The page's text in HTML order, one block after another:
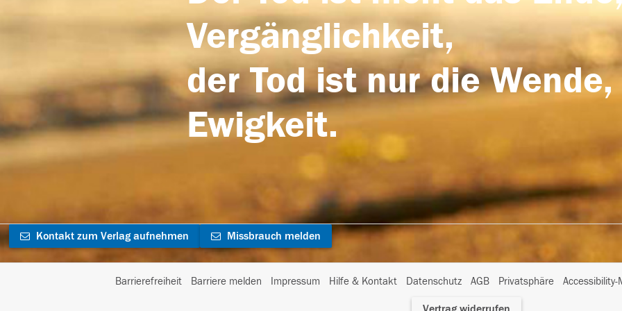
Vergänglichkeit,
der Tod ist nur die
Ewigkeit.
Kontakt zum Verlag aufnehmen Missbrauch melden
Barrierefreiheit Barriere melden Impressum Hilfe & Kontakt Datenschutz AGB Privatsphäre
I